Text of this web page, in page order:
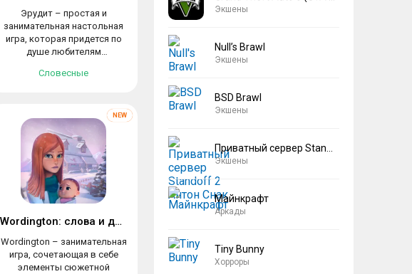
Эрудит – простая и
занимательная настольная
игра, которая придется по
душе любителям
Словесные
Wordington: слова и дизайн
Wordington – занимательная
игра, сочетающая в себе
элементы сюжетной
Экшены
Null’s Brawl
Экшены
BSD Brawl
Экшены
Экшены
Майнкрафт
Аркады
Tiny Bunny
Хорроры